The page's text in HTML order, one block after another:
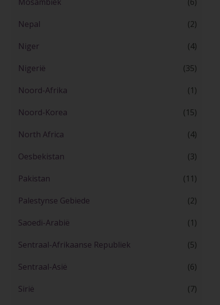
Nepal (2)
Niger (4)
Nigerië (35)
Noord-Afrika (1)
Noord-Korea (15)
North Africa (4)
Oesbekistan (3)
Pakistan (11)
Palestynse Gebiede (2)
Saoedi-Arabië (1)
Sentraal-Afrikaanse Republiek (5)
Sentraal-Asië (6)
Sirië (7)